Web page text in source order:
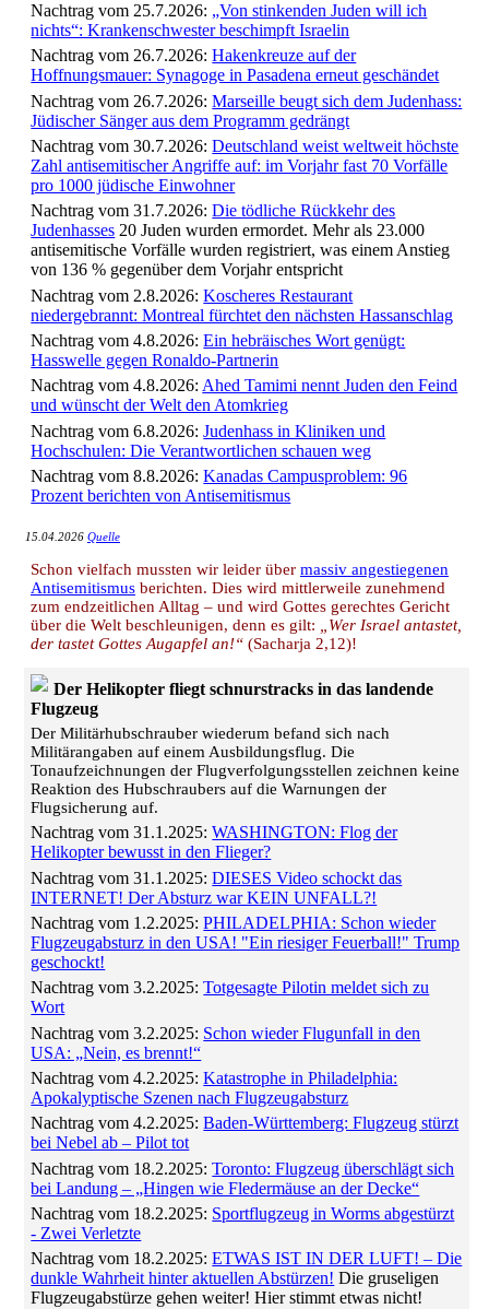
Nachtrag vom 25.7.2026: „Von stinkenden Juden will ich
nichts“: Krankenschwester beschimpft Israelin
Nachtrag vom 26.7.2026:Hakenkreuze auf der
Hoffnungsmauer: Synagoge in Pasadena erneut geschändet
Nachtrag vom 26.7.2026:Marseille beugt sich dem Judenhass:
Jüdischer Sänger aus dem Programm gedrängt
Nachtrag vom 30.7.2026:Deutschland weist weltweit höchste
Zahl antisemitischer Angriffe auf: im Vorjahr fast 70 Vorfälle
pro 1000 jüdische Einwohner
Nachtrag vom 31.7.2026:Die tödliche Rückkehr des
Judenhasses 20 Juden wurden ermordet. Mehr als 23.000
antisemitische Vorfälle wurden registriert, was einem Anstieg
von 136 % gegenüber dem Vorjahr entspricht
Nachtrag vom 2.8.2026:Koscheres Restaurant
niedergebrannt: Montreal fürchtet den nächsten Hassanschlag
Nachtrag vom 4.8.2026:Ein hebräisches Wort genügt:
Hasswelle gegen Ronaldo-Partnerin
Nachtrag vom 4.8.2026: Ahed Tamimi nennt Juden den Feind
und wünscht der Welt den Atomkrieg
Nachtrag vom 6.8.2026:Judenhass in Kliniken und
Hochschulen: Die Verantwortlichen schauen weg
Nachtrag vom 8.8.2026:Kanadas Campusproblem: 96
Prozent berichten von Antisemitismus
15.04.2026 Quelle
Schon vielfach mussten wir leider über massiv angestiegenen
Antisemitismus berichten. Dies wird mittlerweile zunehmend
zum endzeitlichen Alltag – und wird Gottes gerechtes Gericht
über die Welt beschleunigen, denn es gilt: „Wer Israel antastet,
der tastet Gottes Augapfel an!“ (Sacharja 2,12)!
Der Helikopter fliegt schnurstracks in das landende
Flugzeug
Der Militärhubschrauber wiederum befand sich nach
Militärangaben auf einem Ausbildungsflug. Die
Tonaufzeichnungen der Flugverfolgungsstellen zeichnen keine
Reaktion des Hubschraubers auf die Warnungen der
Flugsicherung auf.
Nachtrag vom 31.1.2025:WASHINGTON: Flog der
Helikopter bewusst in den Flieger?
Nachtrag vom 31.1.2025:DIESES Video schockt das
INTERNET! Der Absturz war KEIN UNFALL?!
Nachtrag vom 1.2.2025:PHILADELPHIA: Schon wieder
Flugzeugabsturz in den USA! "Ein riesiger Feuerball!" Trump
geschockt!
Nachtrag vom 3.2.2025:Totgesagte Pilotin meldet sich zu
Wort
Nachtrag vom 3.2.2025: Schon wieder Flugunfall in den
USA: „Nein, es brennt!“
Nachtrag vom 4.2.2025:Katastrophe in Philadelphia:
Apokalyptische Szenen nach Flugzeugabsturz
Nachtrag vom 4.2.2025:Baden-Württemberg: Flugzeug stürzt
bei Nebel ab – Pilot tot
Nachtrag vom 18.2.2025:Toronto: Flugzeug überschlägt sich
bei Landung – „Hingen wie Fledermäuse an der Decke“
Nachtrag vom 18.2.2025: Sportflugzeug in Worms abgestürzt
- Zwei Verletzte
Nachtrag vom 18.2.2025:ETWAS IST IN DER LUFT! – Die
dunkle Wahrheit hinter aktuellen Abstürzen! Die gruseligen
Flugzeugabstürze gehen weiter! Hier stimmt etwas nicht!